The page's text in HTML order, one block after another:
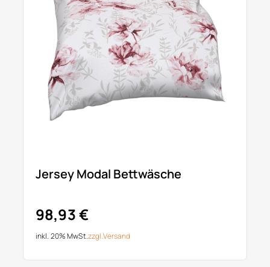
Jersey Modal Bettwäsche
98,93 €
inkl. 20% MwSt.zzgl.Versand